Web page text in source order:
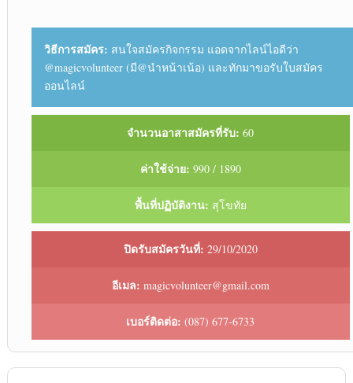
วิธีการสมัคร: สนใจสมัครกิจกรรม แอดจากไลน์ไอดีว่า
@magicvolunteer (มี@นำหน้าเน้อ) และทักมาขอรับใบสมัคร
ออนไลน์
จำนวนอาสาสมัครที่รับ: 60
ค่าใช้จ่าย: 990 / 1890
พื้นที่ปฏิบัติงาน: สุโขทัย
ปิดรับสมัครวันที่: 29/10/2020
อีเมล: magicvolunteer@gmail.com
เบอร์ติดต่อ: (087) 677-6733